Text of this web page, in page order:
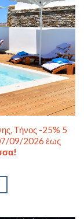
Τήνος -25% 5
09/2026 έως